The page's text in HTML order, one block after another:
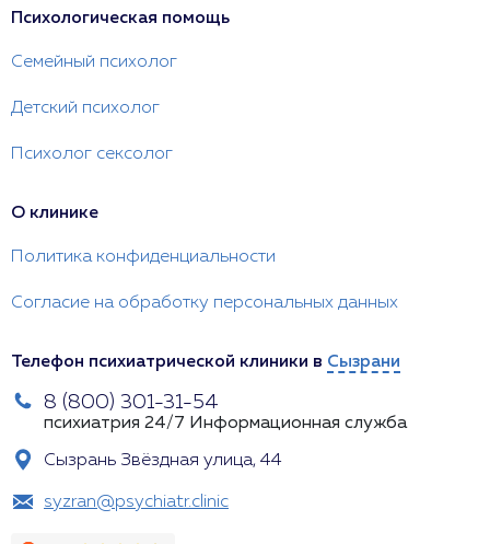
Психологическая помощь
Семейный психолог
Детский психолог
Психолог сексолог
О клинике
Политика конфиденциальности
Согласие на обработку персональных данных
Телефон психиатрической клиники в Сызрани
8 (800) 301-31-54
психиатрия 24/7 Информационная служба
Сызрань Звёздная улица, 44
syzran@psychiatr.clinic